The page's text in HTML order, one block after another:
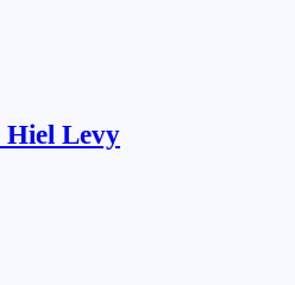
Hiel Levy